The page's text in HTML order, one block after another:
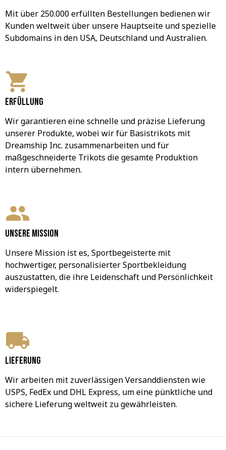
Mit über 250.000 erfüllten Bestellungen bedienen wir
Kunden weltweit über unsere Hauptseite und spezielle
Subdomains in den USA, Deutschland und Australien.
Erfüllung
Wir garantieren eine schnelle und präzise Lieferung
unserer Produkte, wobei wir für Basistrikots mit
Dreamship Inc. zusammenarbeiten und für
maßgeschneiderte Trikots die gesamte Produktion
intern übernehmen.
Unsere Mission
Unsere Mission ist es, Sportbegeisterte mit
hochwertiger, personalisierter Sportbekleidung
auszustatten, die ihre Leidenschaft und Persönlichkeit
widerspiegelt.
Lieferung
Wir arbeiten mit zuverlässigen Versanddiensten wie
USPS, FedEx und DHL Express, um eine pünktliche und
sichere Lieferung weltweit zu gewährleisten.